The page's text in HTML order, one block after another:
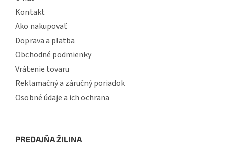
Kontakt
Ako nakupovať
Doprava a platba
Obchodné podmienky
Vrátenie tovaru
Reklamačný a záručný poriadok
Osobné údaje a ich ochrana
PREDAJŇA ŽILINA